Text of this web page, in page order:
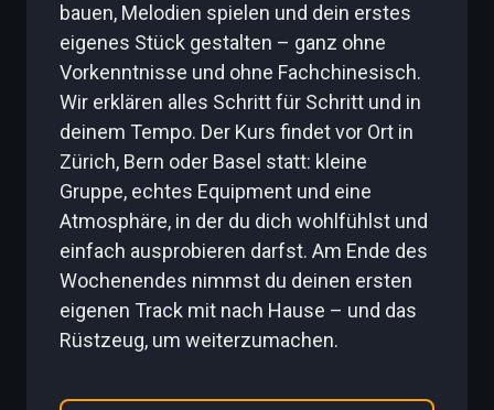
bauen, Melodien spielen und dein erstes
eigenes Stück gestalten – ganz ohne
Vorkenntnisse und ohne Fachchinesisch.
Wir erklären alles Schritt für Schritt und in
deinem Tempo. Der Kurs findet vor Ort in
Zürich, Bern oder Basel statt: kleine
Gruppe, echtes Equipment und eine
Atmosphäre, in der du dich wohlfühlst und
einfach ausprobieren darfst. Am Ende des
Wochenendes nimmst du deinen ersten
eigenen Track mit nach Hause – und das
Rüstzeug, um weiterzumachen.